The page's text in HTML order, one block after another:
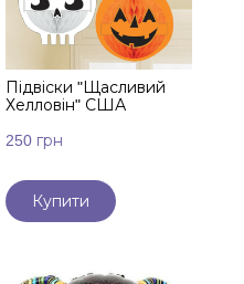
Підвіски "Щасливий
Хелловін" США
250 грн
Купити